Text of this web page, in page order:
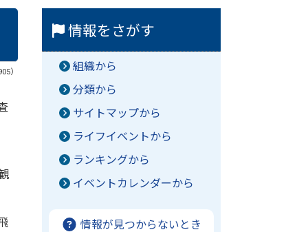
）
情報をさがす
組織から
分類から
サイトマップから
ライフイベントから
ランキングから
イベントカレンダーから
情報が見つからないとき